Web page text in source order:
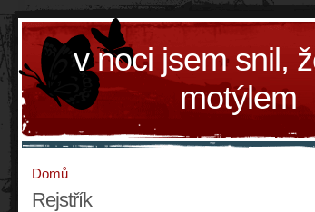
v noci jsem snil,
motýlem
Domů
Rejstřík